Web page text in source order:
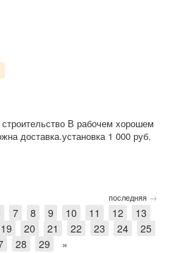
В рабочем хорошем
доставка.установка 1 000 руб.
последняя →
7 8 9 10 11 12
13
19 20 21 22 23 24
25
28 29 »